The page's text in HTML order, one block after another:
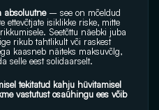
absoluutne – see on mõeldud
ettevõtjate isiklikke riske, mitte
Seetõttu näebki juba
rikub tahtlikult või raskest
kaasneb näiteks maksuvõlg,
selle eest solidaarselt.
tekitatud kahju hüvitamisel
vastutust osaühingu ees võib